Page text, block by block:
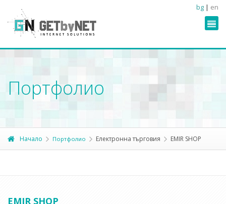
bg | en
Портфолио
Начало Портфолио Електронна търговия EMIR SHOP
EMIR SHOP